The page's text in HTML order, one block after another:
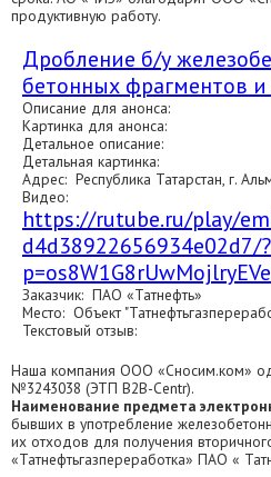
продуктивную работу.
Дробление б/у
бетонных фрагментов
Описание для анонса:
Картинка для анонса:
Детальное описание:
Детальная картинка:
Адрес: Республика Татарстан, г.
Видео:
https://rutube.ru/play/
d4d38922656934e02d7/?
Заказчик: ПАО «Татнефть»
Место: Объект
Текстовый отзыв:
Наша компания ООО «Сносим.ком»
№3243038 (ЭТП В2В-Centr).
Наименование предмета
бывших в употребление
их отходов для получения
«Татнефтьгазпереработка» ПАО «